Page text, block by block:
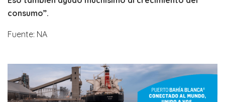
consumo”.
Fuente: NA